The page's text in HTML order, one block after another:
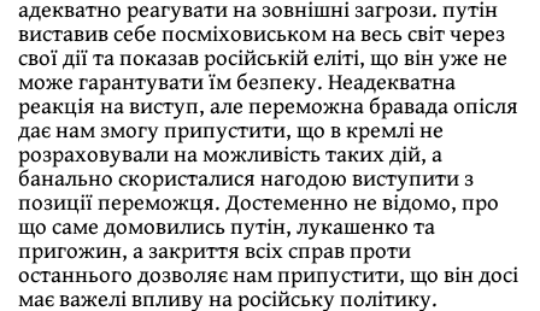
адекватно реагувати на зовнішні загрози. путін
виставив себе посміховиськом на весь світ через
свої дії та показав російській еліті, що він уже не
може гарантувати їм безпеку. Неадекватна
реакція на виступ, але переможна бравада опісля
дає нам змогу припустити, що в кремлі не
розраховували на можливість таких дій, а
банально скористалися нагодою виступити з
позиції переможця. Достеменно не відомо, про
що саме домовились путін, лукашенко та
пригожин, а закриття всіх справ проти
останнього дозволяє нам припустити, що він досі
має важелі впливу на російську політику.